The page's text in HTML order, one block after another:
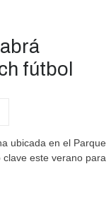
fútbol
ubicada en el Parque
este verano para